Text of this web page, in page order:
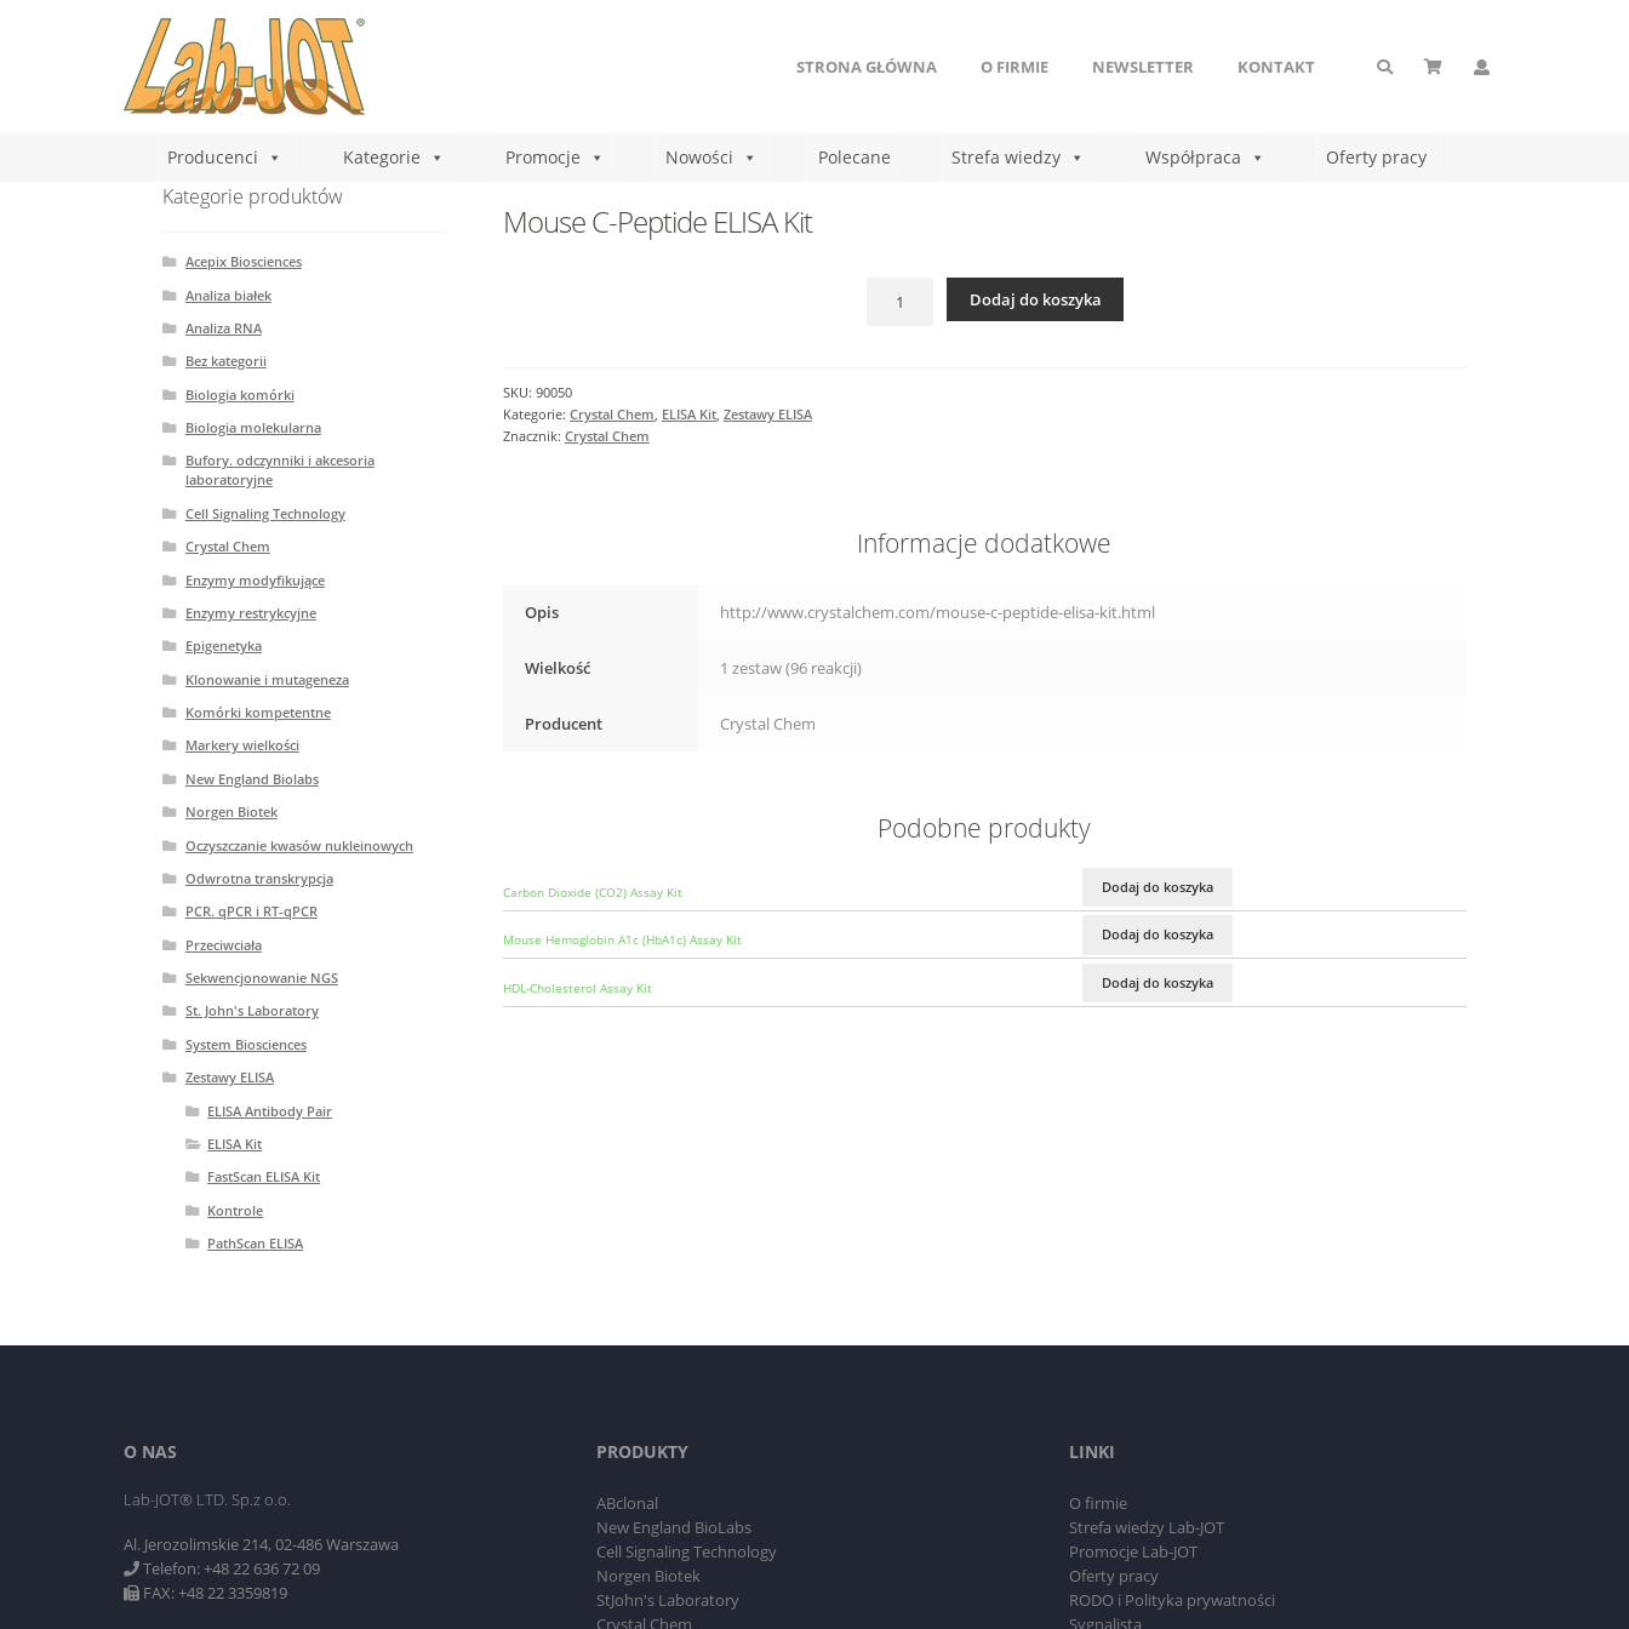
STRONA GŁÓWNA O FIRMIE NEWSLETTER KONTAKT
Producenci Kategorie Promocje Nowości Polecane Strefa wiedzy Współpraca Oferty pracy
Mouse C-Peptide ELISA Kit
Mouse
Dodaj do koszyka
SKU: 90050
Kategorie: Crystal Chem, ELISA Kit, Zestawy ELISA
Znacznik: Crystal Chem
Informacje dodatkowe
Opis http://www.crystalchem.com/mouse-c-peptide-elisa-kit.html
Wielkość 1 zestaw (96 reakcji)
Producent Crystal Chem
Podobne produkty
Carbon Dioxide (CO2) Assay Kit Dodaj do koszyka
Mouse Hemoglobin A1c (HbA1c) Assay Kit Dodaj do koszyka
HDL-Cholesterol Assay Kit Dodaj do koszyka
Kategorie produktów
Acepix Biosciences
Analiza białek
Analiza RNA
Bez kategorii
Biologia komórki
Biologia molekularna
Bufory. odczynniki i akcesoria
laboratoryjne
Cell Signaling Technology
Crystal Chem
Enzymy modyfikujące
Enzymy restrykcyjne
Epigenetyka
Klonowanie i mutageneza
Komórki kompetentne
Markery wielkości
New England Biolabs
Norgen Biotek
Oczyszczanie kwasów nukleinowych
Odwrotna transkrypcja
PCR. qPCR i RT-qPCR
Przeciwciała
Sekwencjonowanie NGS
St. John's Laboratory
System Biosciences
Zestawy ELISA
ELISA Antibody Pair
ELISA Kit
FastScan ELISA Kit
Kontrole
PathScan ELISA
O NAS
Lab-JOT® LTD. Sp.z o.o.
Al. Jerozolimskie 214, 02-486 Warszawa
Telefon: +48 22 636 72 09
FAX: +48 22 3359819
PRODUKTY
ABclonal
New England BioLabs
Cell Signaling Technology
Norgen Biotek
StJohn's Laboratory
Crystal Chem
LINKI
O firmie
Strefa wiedzy Lab-JOT
Promocje Lab-JOT
Oferty pracy
RODO i Polityka prywatności
Sygnalista